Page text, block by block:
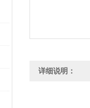
详细说明：